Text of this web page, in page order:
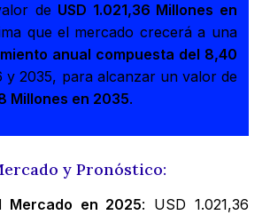
de USD 1.021,36 Millones en
que el mercado crecerá a una
anual compuesta del 8,40
y 2035, para alcanzar un valor de
Millones en 2035.
y Pronóstico:
Mercado en 2025: USD 1.021,36